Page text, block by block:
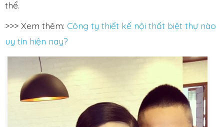
thể.
>>> Xem thêm: Công ty thiết kế nội thất biệt thự nào
uy tín hiện nay?